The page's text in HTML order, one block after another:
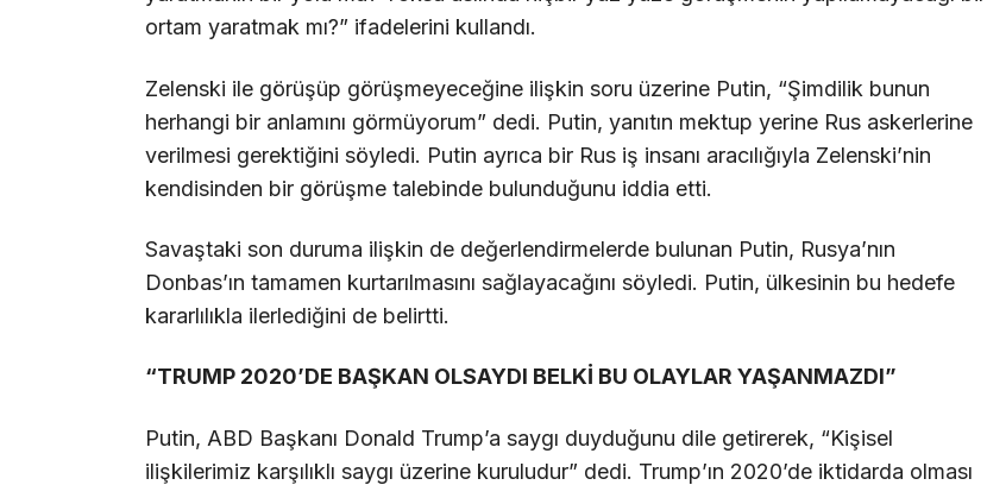
ortam yaratmak mı?” ifadelerini kullandı.
Zelenski ile görüşüp görüşmeyeceğine ilişkin soru üzerine Putin, “Şimdilik bunun
herhangi bir anlamını görmüyorum” dedi. Putin, yanıtın mektup yerine Rus askerlerine
verilmesi gerektiğini söyledi. Putin ayrıca bir Rus iş insanı aracılığıyla Zelenski’nin
kendisinden bir görüşme talebinde bulunduğunu iddia etti.
Savaştaki son duruma ilişkin de değerlendirmelerde bulunan Putin, Rusya’nın
Donbas’ın tamamen kurtarılmasını sağlayacağını söyledi. Putin, ülkesinin bu hedefe
kararlılıkla ilerlediğini de belirtti.
“TRUMP 2020’DE BAŞKAN OLSAYDI BELKİ BU OLAYLAR YAŞANMAZDI”
Putin, ABD Başkanı Donald Trump’a saygı duyduğunu dile getirerek, “Kişisel
ilişkilerimiz karşılıklı saygı üzerine kuruludur” dedi. Trump’ın 2020’de iktidarda olması